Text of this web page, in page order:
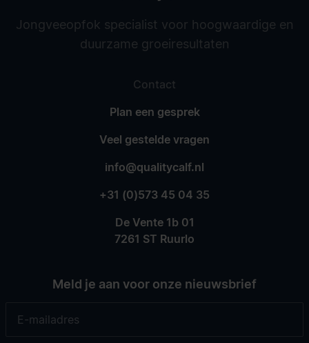
Jongveeopfok specialist voor hoogwaardige en
duurzame groeiresultaten
Contact
Plan een gesprek
Veel gestelde vragen
info@qualitycalf.nl
+31 (0)573 45 04 35
De Vente 1b 01
7261 ST Ruurlo
Meld je aan voor onze nieuwsbrief